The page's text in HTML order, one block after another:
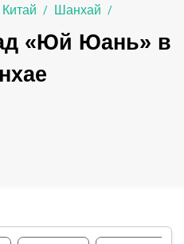
Китай / Шанхай /
«Юй Юань» в